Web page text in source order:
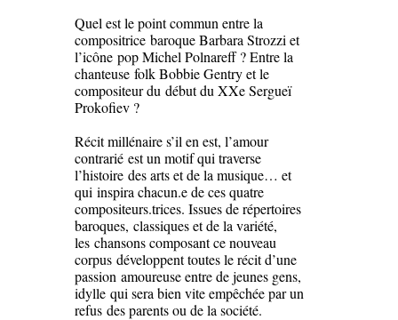
Quel est le point commun entre la
compositrice baroque Barbara Strozzi et
l’icône pop Michel Polnareff ? Entre la
chanteuse folk Bobbie Gentry et le
compositeur du début du XXe Sergueï
Prokofiev ?
Récit millénaire s’il en est, l’amour
contrarié est un motif qui traverse
l’histoire des arts et de la musique… et
qui inspira chacun.e de ces quatre
compositeurs.trices. Issues de répertoires
baroques, classiques et de la variété,
les chansons composant ce nouveau
corpus développent toutes le récit d’une
passion amoureuse entre de jeunes gens,
idylle qui sera bien vite empêchée par un
refus des parents ou de la société.